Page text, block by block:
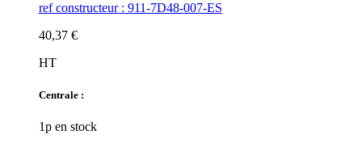
ref constructeur : 911-7D48-007-ES
40,37 €
HT
Centrale :
1p en stock